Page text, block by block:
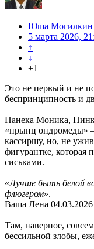
Юша Могилкин
5 марта 2026,
↑
↓
+1
Это не первый и не
беспринципность и
Панека Моника,
«прынц ондромеды»
кассиршу, но, не
фигурантке, которая
сиськами.
«Лучше быть белой
флюгером».
Ваша Лена 04.03.2026
Там, наверное,
бессильной злобы,